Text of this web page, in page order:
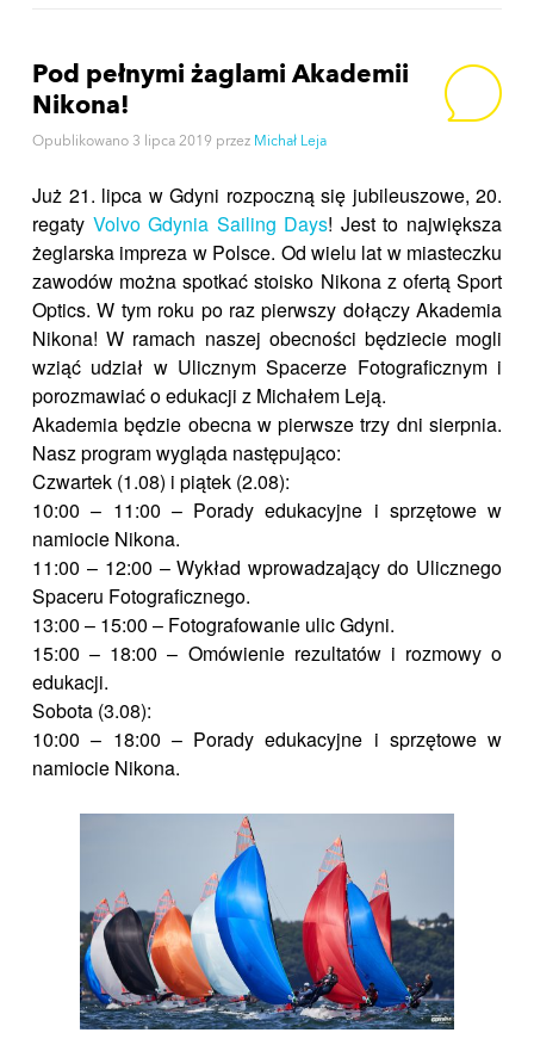
Pod pełnymi żaglami Akademii
Nikona!
Opublikowano 3 lipca 2019 przez Michał Leja
Już 21. lipca w Gdyni rozpoczną się jubileuszowe, 20.
regaty Volvo Gdynia Sailing Days! Jest to największa
żeglarska impreza w Polsce. Od wielu lat w miasteczku
zawodów można spotkać stoisko Nikona z ofertą Sport
Optics. W tym roku po raz pierwszy dołączy Akademia
Nikona! W ramach naszej obecności będziecie mogli
wziąć udział w Ulicznym Spacerze Fotograficznym i
porozmawiać o edukacji z Michałem Leją.
Akademia będzie obecna w pierwsze trzy dni sierpnia.
Nasz program wygląda następująco:
Czwartek (1.08) i piątek (2.08):
10:00 – 11:00 – Porady edukacyjne i sprzętowe w
namiocie Nikona.
11:00 – 12:00 – Wykład wprowadzający do Ulicznego
Spaceru Fotograficznego.
13:00 – 15:00 – Fotografowanie ulic Gdyni.
15:00 – 18:00 – Omówienie rezultatów i rozmowy o
edukacji.
Sobota (3.08):
10:00 – 18:00 – Porady edukacyjne i sprzętowe w
namiocie Nikona.